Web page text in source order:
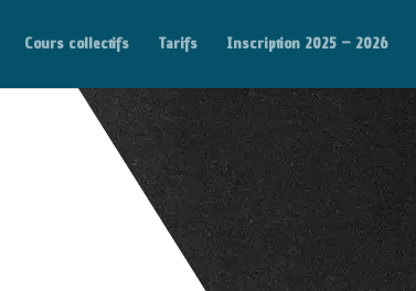
Cours collectifs Tarifs Inscription 2025 – 2026